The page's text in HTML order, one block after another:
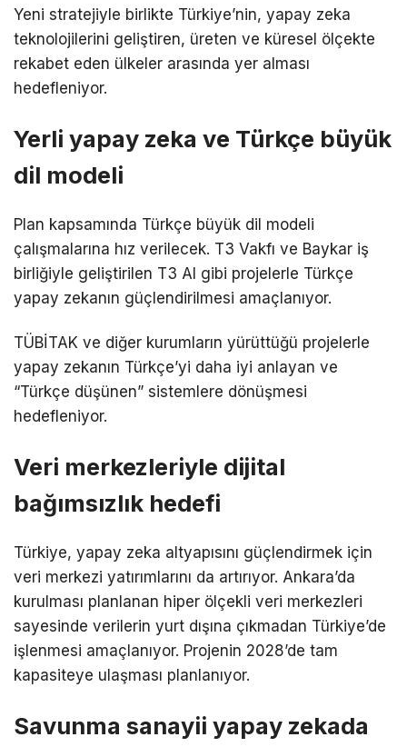
Yeni stratejiyle birlikte Türkiye’nin, yapay zeka
teknolojilerini geliştiren, üreten ve küresel ölçekte
rekabet eden ülkeler arasında yer alması
hedefleniyor.
Yerli yapay zeka ve Türkçe büyük
dil modeli
Plan kapsamında Türkçe büyük dil modeli
çalışmalarına hız verilecek. T3 Vakfı ve Baykar iş
birliğiyle geliştirilen T3 AI gibi projelerle Türkçe
yapay zekanın güçlendirilmesi amaçlanıyor.
TÜBİTAK ve diğer kurumların yürüttüğü projelerle
yapay zekanın Türkçe’yi daha iyi anlayan ve
“Türkçe düşünen” sistemlere dönüşmesi
hedefleniyor.
Veri merkezleriyle dijital
bağımsızlık hedefi
Türkiye, yapay zeka altyapısını güçlendirmek için
veri merkezi yatırımlarını da artırıyor. Ankara’da
kurulması planlanan hiper ölçekli veri merkezleri
sayesinde verilerin yurt dışına çıkmadan Türkiye’de
işlenmesi amaçlanıyor. Projenin 2028’de tam
kapasiteye ulaşması planlanıyor.
Savunma sanayii yapay zekada